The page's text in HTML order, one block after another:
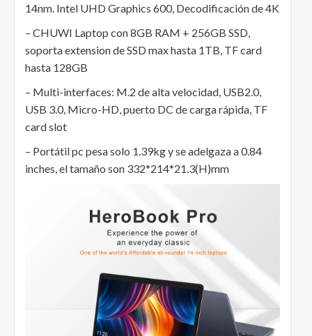
14nm. Intel UHD Graphics 600, Decodificación de 4K
– CHUWI Laptop con 8GB RAM + 256GB SSD,
soporta extension de SSD max hasta 1TB, TF card
hasta 128GB
– Multi-interfaces: M.2 de alta velocidad, USB2.0,
USB 3.0, Micro-HD, puerto DC de carga rápida, TF
card slot
– Portátil pc pesa solo 1.39kg y se adelgaza a 0.84
inches, el tamaño son 332*214*21.3(H)mm